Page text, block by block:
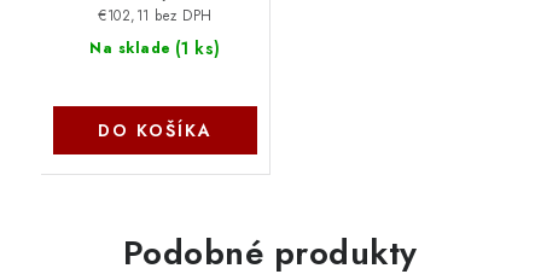
Na sklade (1 ks)
€102,11 bez DPH
DO KOŠÍKA
Podobné produkty